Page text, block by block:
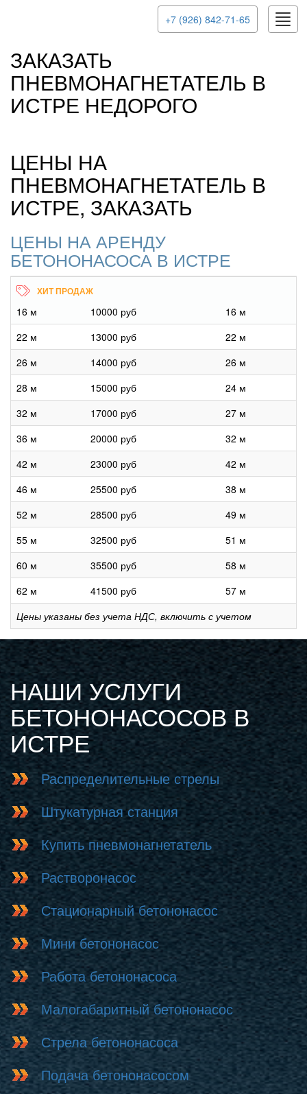
+7 (926) 842-71-65
ЗАКАЗАТЬ
ПНЕВМОНАГНЕТАТЕЛЬ В
ИСТРЕ НЕДОРОГО
ЦЕНЫ НА
ПНЕВМОНАГНЕТАТЕЛЬ В
ИСТРЕ, ЗАКАЗАТЬ
ЦЕНЫ НА АРЕНДУ
БЕТОНОНАСОСА В ИСТРЕ
16 м 10000 руб
16 м
22 м
13000 руб
22 м
26 м
14000 руб
26 м
28 м
15000 руб
24 м
32 м
17000 руб
27 м
36 м
20000 руб
32 м
42 м
23000 руб
42 м
46 м
25500 руб
38 м
52 м
28500 руб
49 м
55 м
32500 руб
51 м
60 м
35500 руб
58 м
62 м
41500 руб
57 м
Цены указаны без учета НДС, включить с учетом
НАШИ УСЛУГИ
БЕТОНОНАСОСОВ В
ИСТРЕ
Распределительные стрелы
Штукатурная станция
Купить пневмонагнетатель
Растворонасос
Стационарный бетононасос
Мини бетононасос
Работа бетононасоса
Малогабаритный бетононасос
Стрела бетононасоса
Подача бетононасосом